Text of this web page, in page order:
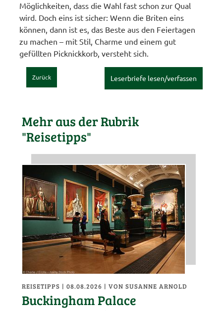
Möglichkeiten, dass die Wahl fast schon zur Qual
wird. Doch eins ist sicher: Wenn die Briten eins
können, dann ist es, das Beste aus den Feiertagen
zu machen – mit Stil, Charme und einem gut
gefüllten Picknickkorb, versteht sich.
Zurück Leserbriefe lesen/verfassen
Mehr aus der Rubrik
"Reisetipps"
REISETIPPS | 08.08.2026 |VON SUSANNE ARNOLD
Buckingham Palace